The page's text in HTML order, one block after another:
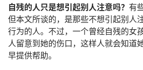
自残的人只是想引起别人注意吗？ 有
但本文所谈的，是那些不想引起别人
行为的人。不过，一个曾经自残的女
人留意到她的伤口，这样人就会知道
早提供帮助。